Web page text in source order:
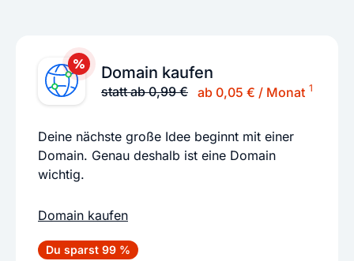
Domain kaufen
statt ab 0,99 € ab 0,05 € / Monat 1
Deine nächste große Idee beginnt mit einer
Domain. Genau deshalb ist eine Domain
wichtig.
Domain kaufen
Du sparst 99 %